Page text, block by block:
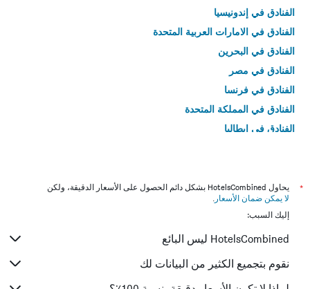
الفنادق في إندونيسيا
الفنادق في الامارات العربية المتحدة
الفنادق في البحرين
الفنادق في مصر
الفنادق في فرنسا
الفنادق في المملكة المتحدة
الفنادق في إيطاليا
*
يحاول HotelsCombined بشكل دائم الحصول على الأسعار الدقيقة، ولكن
لا يمكن ضمان الأسعار .
إليك السبب:
HotelsCombined ليس البائع
نقوم بتجميع الكثير من البيانات لك